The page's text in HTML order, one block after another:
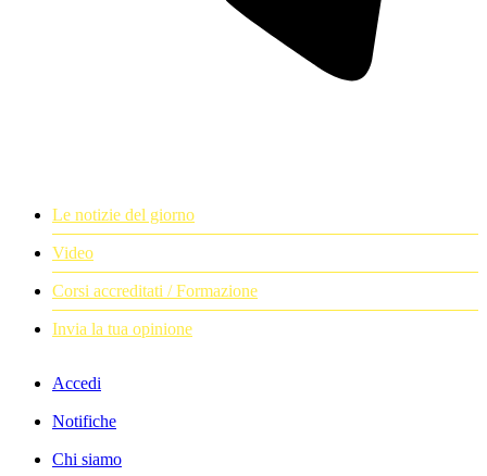
Le notizie del giorno
Video
Corsi accreditati / Formazione
Invia la tua opinione
Accedi
Notifiche
Chi siamo